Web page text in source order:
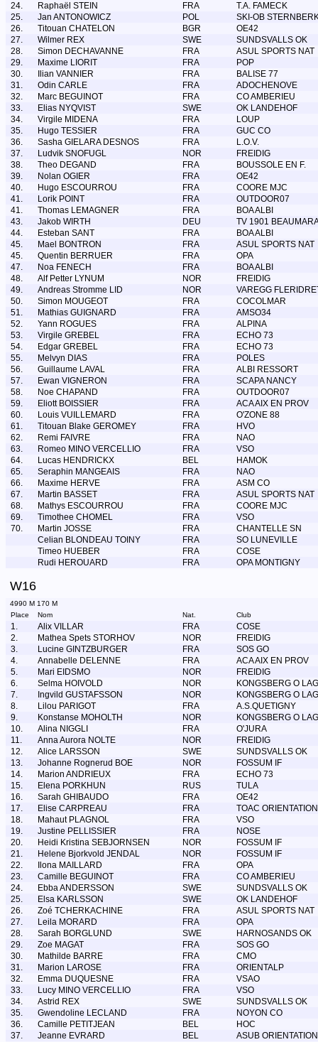
24.
Raphaël STEIN FRA
T.A. FAMECK
25.
Jan ANTONOWICZ POL
SKI-OB
26.
Titouan CHATELON BGR
OE42
27.
Wilmer REX SWE
SUNDSVALLS OK
28.
Simon DECHAVANNE FRA
ASUL SPORTS NAT
29.
Maxime LIORIT FRA
POP
30.
Ilian VANNIER FRA
BALISE 77
31.
Odin CARLE FRA
ADOCHENOVE
32.
Marc BEGUINOT FRA
CO AMBERIEU
33.
Elias NYQVIST SWE
OK LANDEHOF
34.
Virgile MIDENA FRA
LOUP
35.
Hugo TESSIER FRA
GUC CO
36.
Sasha GIELARA DESNOS FRA
L.O.V.
37.
Ludvik SNOFUGL NOR
FREIDIG
38.
Theo DEGAND FRA
BOUSSOLE EN F.
39.
Nolan OGIER FRA
OE42
40.
Hugo ESCOURROU FRA
COORE MJC
41.
Lorik POINT FRA
OUTDOOR07
41.
Thomas LEMAGNER FRA
BOA ALBI
43.
Jakob WIRTH DEU
TV 1901
44.
Esteban SANT FRA
BOA ALBI
45.
Mael BONTRON FRA
ASUL SPORTS NAT
45.
Quentin BERRUER FRA
OPA
47.
Noa FENECH FRA
BOA ALBI
48.
Alf Petter LYNUM NOR
FREIDIG
49.
Andreas Stromme LID NOR
VAREGG
50.
Simon MOUGEOT FRA
COCOLMAR
51.
Mathias GUIGNARD FRA
AMSO34
52.
Yann ROGUES FRA
ALPINA
53.
Virgile GREBEL FRA
ECHO 73
54.
Edgar GREBEL FRA
ECHO 73
55.
Melvyn DIAS FRA
POLES
56.
Guillaume LAVAL FRA
ALBI RESSORT
57.
Ewan VIGNERON FRA
SCAPA NANCY
58.
Noe CHAPAND FRA
OUTDOOR07
59.
Eliott BOISSIER FRA
ACA AIX EN PROV
60.
Louis VUILLEMARD FRA
O'ZONE 88
61.
Titouan Blake GEROMEY FRA
HVO
62.
Remi FAIVRE FRA
NAO
63.
Romeo MINO VERCELLIO FRA
VSO
64.
Lucas HENDRICKX BEL
HAMOK
65.
Seraphin MANGEAIS FRA
NAO
66.
Maxime HERVE FRA
ASM CO
67.
Martin BASSET FRA
ASUL SPORTS NAT
68.
Mathys ESCOURROU FRA
COORE MJC
69.
Timothee CHOMEL FRA
VSO
70.
Martin JOSSE FRA
CHANTELLE SN
Celian BLONDEAU TOINY
FRA
SO LUNEVILLE
Timeo HUEBER
FRA
COSE
Rudi HEROUARD
FRA OPA MONTIGNY
W16
4990 M 170 M
Place
Nom Nat. Club
1. Alix VILLAR FRA
COSE
2.
Mathea Spets STORHOV NOR
FREIDIG
3.
Lucine GINTZBURGER FRA
SOS GO
4.
Annabelle DELENNE FRA
ACA AIX EN PROV
5.
Mari EIDSMO NOR
FREIDIG
6.
Selma HOIVOLD NOR
KONGSBERG O LAG
7.
Ingvild GUSTAFSSON NOR
KONGSBERG O LAG
8.
Lilou PARIGOT FRA
A.S.QUETIGNY
9.
Konstanse MOHOLTH NOR
KONGSBERG O LAG
10.
Alina NIGGLI FRA
O'JURA
11.
Anna Aurora NOLTE NOR
FREIDIG
12.
Alice LARSSON SWE
SUNDSVALLS OK
13.
Johanne Rognerud BOE NOR
FOSSUM IF
14.
Marion ANDRIEUX FRA
ECHO 73
15.
Elena PORKHUN RUS
TULA
16.
Sarah GHIBAUDO FRA
OE42
17.
Elise CARPREAU FRA
TOAC ORIENTATION
18.
Mahaut PLAGNOL FRA
VSO
19.
Justine PELLISSIER FRA
NOSE
20.
Heidi Kristina SEBJORNSEN NOR
FOSSUM IF
21.
Helene Bjorkvold JENDAL NOR
FOSSUM IF
22.
Ilona MAILLARD FRA
OPA
23.
Camille BEGUINOT FRA
CO AMBERIEU
24.
Ebba ANDERSSON SWE
SUNDSVALLS OK
25.
Elsa KARLSSON SWE
OK LANDEHOF
26.
Zoé TCHERKACHINE FRA
ASUL SPORTS NAT
27.
Leila MORARD FRA
OPA
28.
Sarah BORGLUND SWE
HARNOSANDS OK
29.
Zoe MAGAT FRA
SOS GO
30.
Mathilde BARRE FRA
CMO
31.
Marion LAROSE FRA
ORIENTALP
32.
Emma DUQUESNE FRA
VSAO
33.
Lucy MINO VERCELLIO FRA
VSO
34.
Astrid REX SWE
SUNDSVALLS OK
35.
Gwendoline LECLAND FRA
NOYON CO
36.
Camille PETITJEAN BEL
HOC
37.
Jeanne EVRARD BEL
ASUB